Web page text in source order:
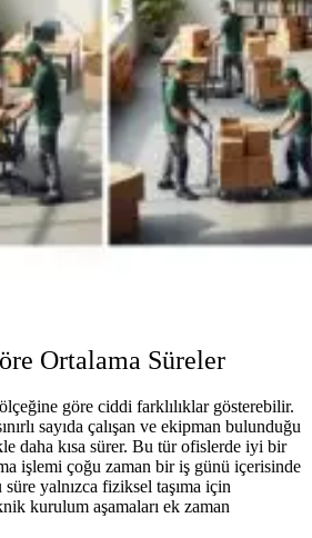
Ortalama Süreler
göre ciddi farklılıklar gösterebilir.
sayıda çalışan ve ekipman bulunduğu
daha kısa sürer. Bu tür ofislerde iyi bir
işlemi çoğu zaman bir iş günü içerisinde
yalnızca fiziksel taşıma için
kurulum aşamaları ek zaman